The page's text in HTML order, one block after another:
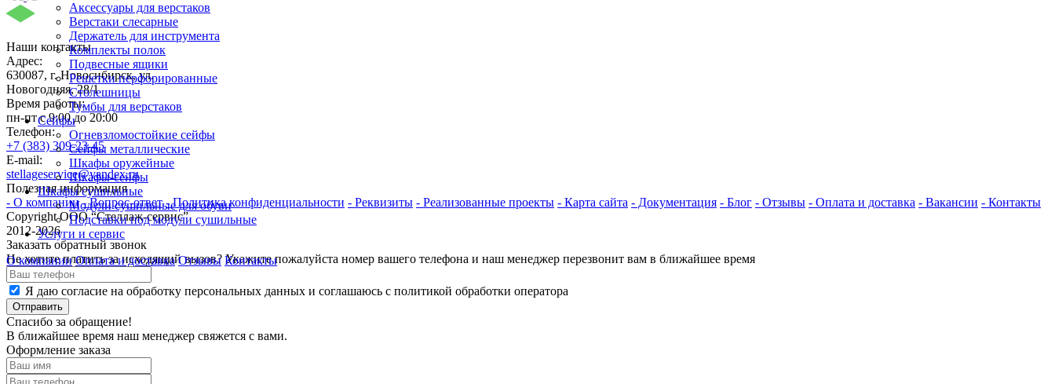
Аксессуары для верстаков
Верстаки слесарные
Держатель для инструмента
Комплекты полок
Подвесные ящики
Решетки перфорированные
Столешницы
Тумбы для верстаков
Сейфы
Огневзломостойкие сейфы
Сейфы металлические
Шкафы оружейные
Шкафы-сейфы
Шкафы сушильные
Модули сушильные для обуви
Подставки под модули сушильные
Услуги и сервис
О компании Оплата и доставка Отзывы Контакты
Наши контакты
Адрес:
630087, г. Новосибирск, ул.
Новогодняя, 28/1
Время работы:
пн-пт с 9:00 до 20:00
Телефон:
+7 (383) 309-23-45
E-mail:
stellageservice@yandex.ru
Полезная информация
- О компании - Вопрос-ответ - Политика конфиденциальности - Реквизиты - Реализованные проекты - Карта сайта - Документация - Блог - Отзывы - Оплата и доставка - Вакансии - Контакты
Copyright ООО “Стeллаж-сервис”
2012-2026
Заказать обратный звонок
Не хотите платить за исходящий вызов? Укажите пожалуйста номер вашего телефона и наш менеджер перезвонит вам в ближайшее время
Я даю согласие на обработку персональных данных и соглашаюсь с политикой обработки оператора
Отправить
Спасибо за обращение!
В ближайшее время наш менеджер свяжется с вами.
Оформление заказа